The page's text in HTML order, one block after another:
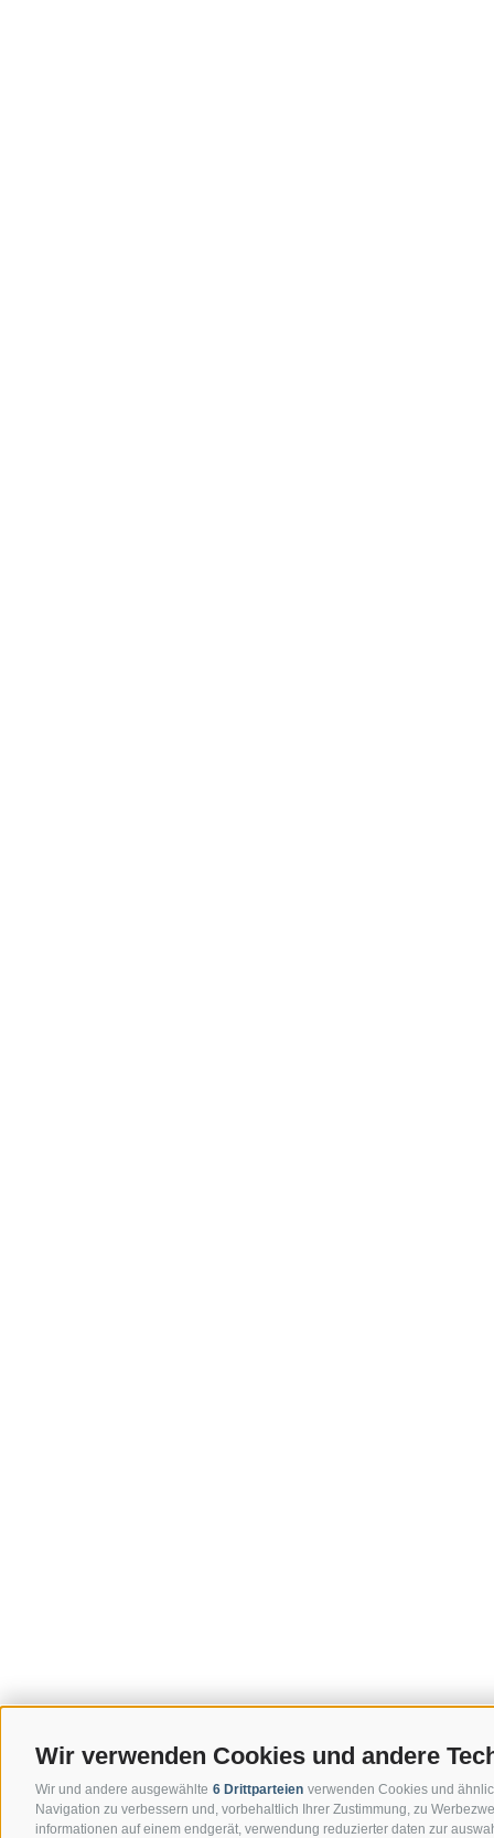
Wir verwenden Cookies und andere
Wir und andere ausgewählte 6 Drittparteien verwenden Cookies und
Navigation zu verbessern und, vorbehaltlich Ihrer Zustimmung, zu
informationen auf einem endgerät, verwendung reduzierter daten zur